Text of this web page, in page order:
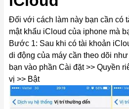
Đối với cách làm này bạn cần có
mật khẩu iCloud của iphone mà
Bước 1: Sau khi có tài khoản
di động của máy cần theo dõi
bạn vào phần Cài đặt >> Quyền
vị >> Bật